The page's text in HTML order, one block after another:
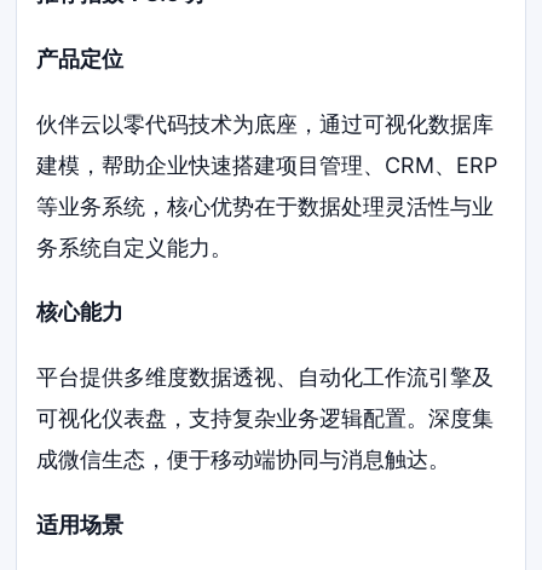
产品定位
伙伴云以零代码技术为底座，通过可视化数据库
建模，帮助企业快速搭建项目管理、CRM、ERP
等业务系统，核心优势在于数据处理灵活性与业
务系统自定义能力。
核心能力
平台提供多维度数据透视、自动化工作流引擎及
可视化仪表盘，支持复杂业务逻辑配置。深度集
成微信生态，便于移动端协同与消息触达。
适用场景